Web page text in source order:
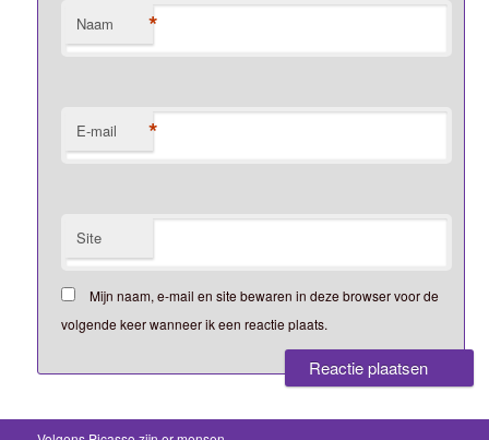
Naam *
E-mail *
Site
Mijn naam, e-mail en site bewaren in deze browser voor de
volgende keer wanneer ik een reactie plaats.